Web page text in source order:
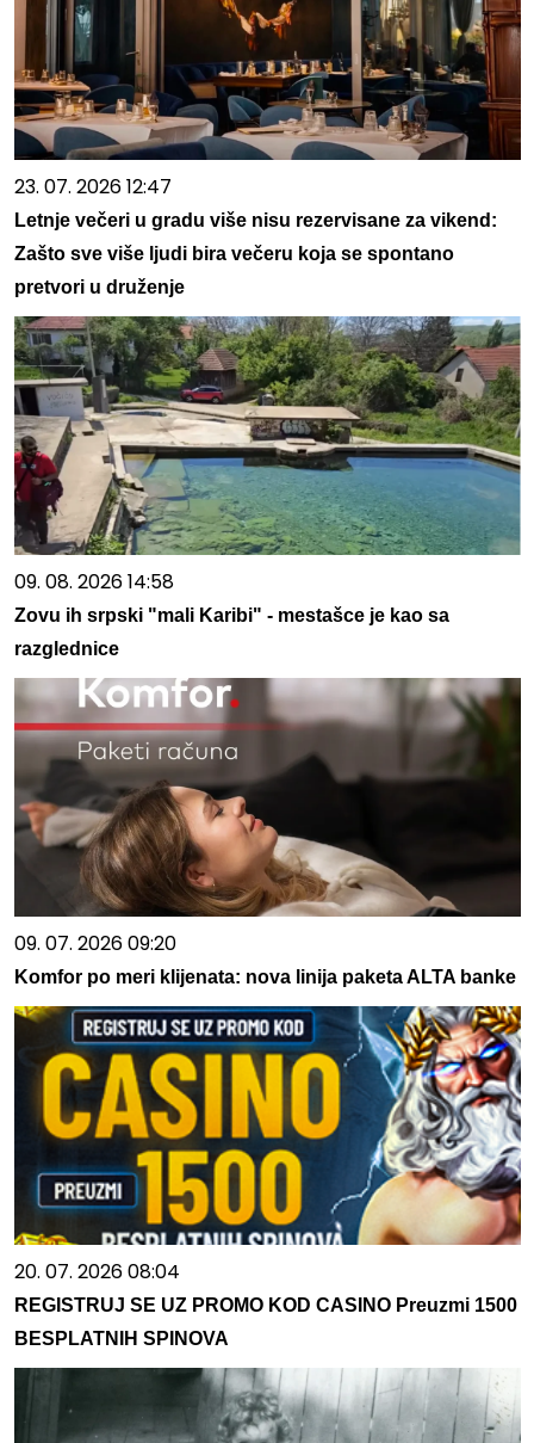
23. 07. 2026 12:47
Letnje večeri u gradu više nisu rezervisane za vikend:
Zašto sve više ljudi bira večeru koja se spontano
pretvori u druženje
09. 08. 2026 14:58
Zovu ih srpski "mali Karibi" - mestašce je kao sa
razglednice
09. 07. 2026 09:20
Komfor po meri klijenata: nova linija paketa ALTA banke
20. 07. 2026 08:04
REGISTRUJ SE UZ PROMO KOD CASINO Preuzmi 1500
BESPLATNIH SPINOVA